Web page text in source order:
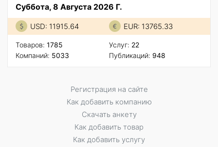
Суббота, 8 Августа 2026 Г.
USD: 11915.64 EUR: 13765.33
Товаров: 1785
Компаний: 5033
Услуг: 22
Публикаций: 948
Регистрация на сайте
Как добавить компанию
Скачать анкету
Как добавить товар
Как добавить услугу